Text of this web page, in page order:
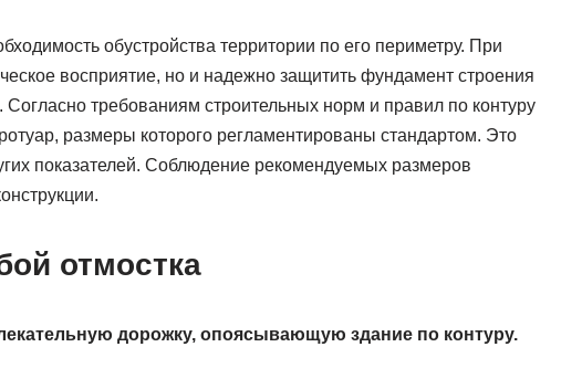
обустройства территории по его периметру. При
восприятие, но и надежно защитить фундамент строения
Согласно требованиям строительных норм и правил по контуру
размеры которого регламентированы стандартом. Это
показателей. Соблюдение рекомендуемых размеров
отмостка
дорожку, опоясывающую здание по контуру.